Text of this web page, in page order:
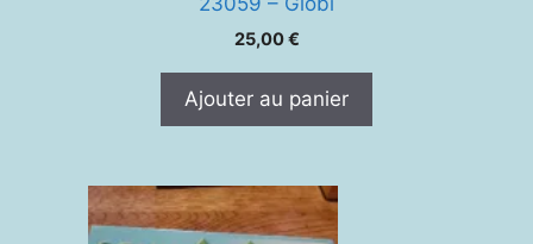
25,00€
Ajouter au panier